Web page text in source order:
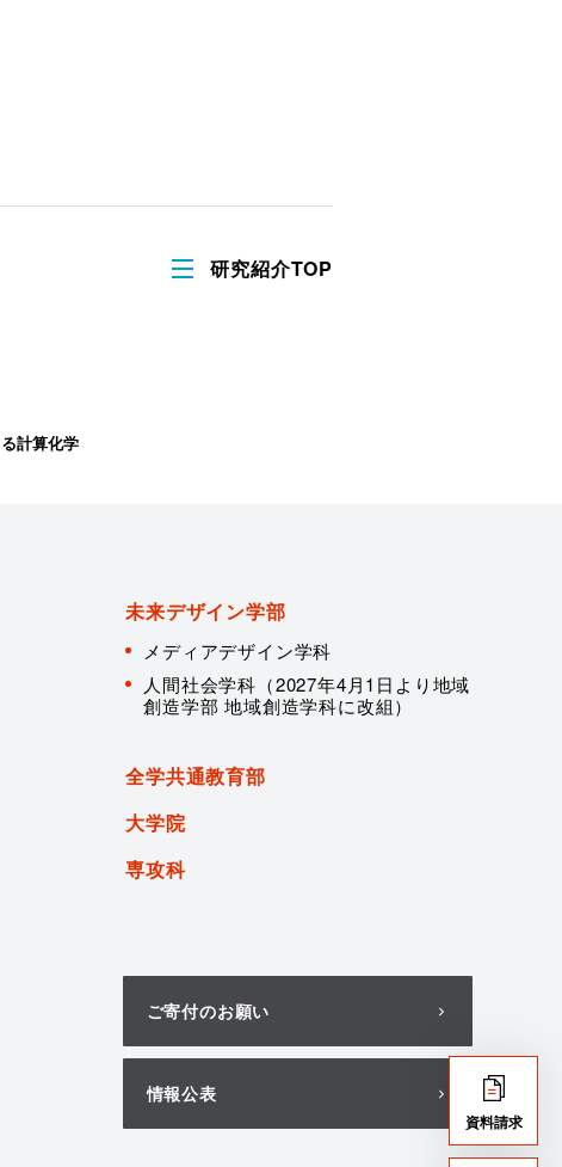
資料請求
研究紹介TOP
計算化学
未来デザイン学部
メディアデザイン学科
人間社会学科（2027年4月1日より地域
創造学部 地域創造学科に改組）
全学共通教育部
大学院
専攻科
ご寄付のお願い
情報公表